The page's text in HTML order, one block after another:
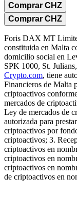
Comprar CHZ
Comprar CHZ
Foris DAX MT
constituida en Malta
domicilio social en
SPK 1000, St.
Crypto.com, tiene
Financieros de Malta
criptoactivos
mercados de
Ley de mercados de
autorizada para
criptoactivos por
criptoactivos; 3.
criptoactivos en
criptoactivos en
criptoactivos en
de criptoactivos en